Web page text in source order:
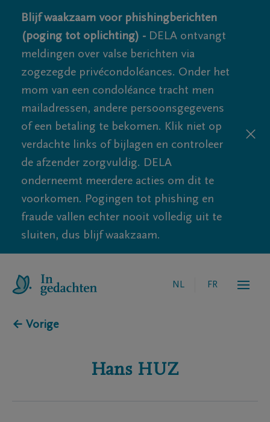
Blijf waakzaam voor phishingberichten
(poging tot oplichting) - DELA ontvangt
meldingen over valse berichten via
zogezegde privécondoléances. Onder het
mom van een condoléance tracht men
mailadressen, andere persoonsgegevens
of een betaling te bekomen. Klik niet op
verdachte links of bijlagen en controleer
de afzender zorgvuldig. DELA
onderneemt meerdere acties om dit te
voorkomen. Pogingen tot phishing en
fraude vallen echter nooit volledig uit te
sluiten, dus blijf waakzaam.
NL FR
← Vorige
Hans HUZ